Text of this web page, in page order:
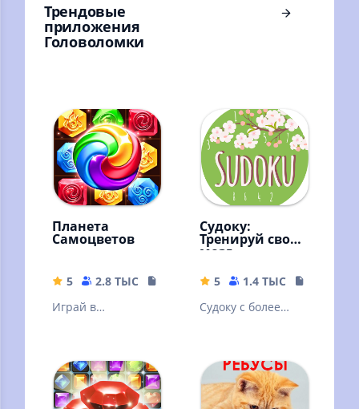
Трендовые
приложения
Головоломки
Планета
Самоцветов
5 2.8 ТЫС
146.32 MB
Играй в
наслаждайся
забавными
историями.
Судоку:
Тренируй свой
мозг
5 1.4 ТЫС
Судоку с более
и убойными
возможностями